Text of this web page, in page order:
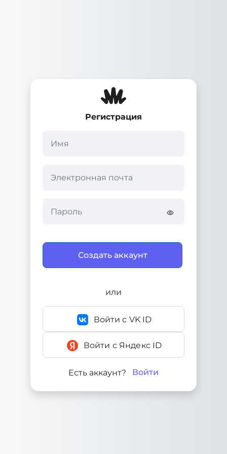
Регистрация
или
Войти с VK ID
Войти с Яндекс ID
Есть аккаунт? Войти